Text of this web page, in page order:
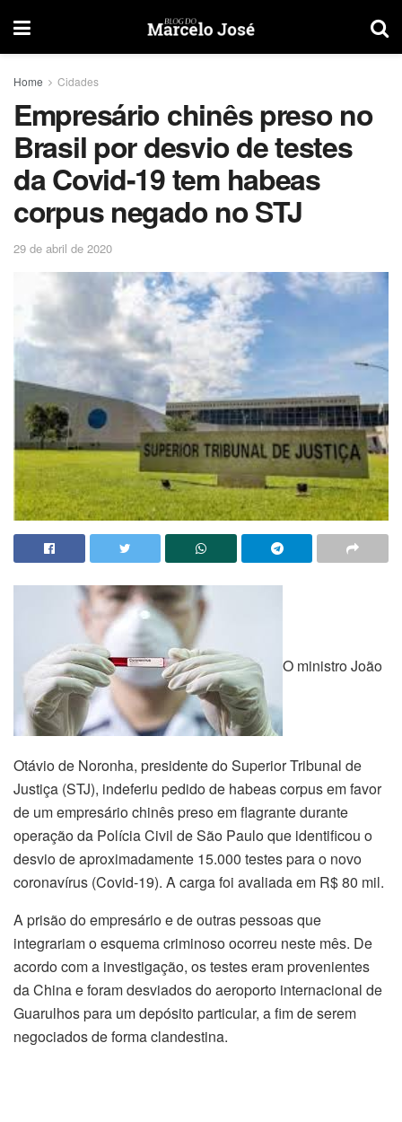
Home Cidades
Empresário chinês preso no
Brasil por desvio de testes
da Covid-19 tem habeas
corpus negado no STJ
29 de abril de 2020
O ministro João
Otávio de Noronha, presidente do Superior Tribunal de
Justiça (STJ), indeferiu pedido de habeas corpus em favor
de um empresário chinês preso em flagrante durante
operação da Polícia Civil de São Paulo que identificou o
desvio de aproximadamente 15.000 testes para o novo
coronavírus (Covid-19). A carga foi avaliada em R$ 80 mil.
A prisão do empresário e de outras pessoas que
integrariam o esquema criminoso ocorreu neste mês. De
acordo com a investigação, os testes eram provenientes
da China e foram desviados do aeroporto internacional de
Guarulhos para um depósito particular, a fim de serem
negociados de forma clandestina.